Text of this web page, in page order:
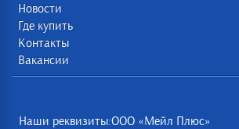
Новости
Где купить
Контакты
Вакансии
Наши реквизиты:ООО «Мейл Плюс»